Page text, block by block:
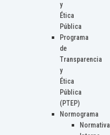
y
Ética
Pública
Programa
de
Transparencia
y
Ética
Pública
(PTEP)
Normograma
Normativa